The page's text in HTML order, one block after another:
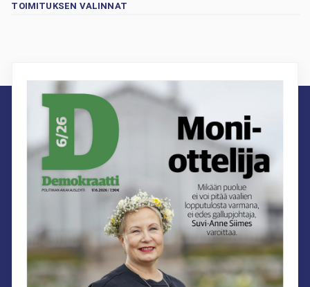
TOIMITUKSEN VALINNAT